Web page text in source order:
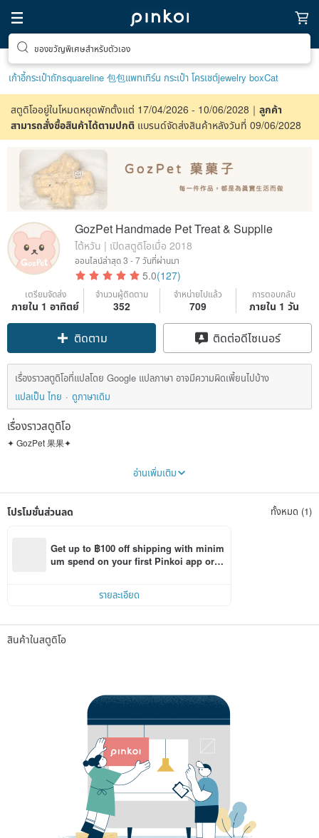
ของขวัญพิเศษสำหรับตัวเอง
เก้าอี้กระเป๋าถักsquareline 包包แพทเทิร์น กระเป๋า โครเชต์jewelry boxCat
สตูดิโออยู่ในโหมดหยุดพักตั้งแต่ 17/04/2026 - 10/06/2028｜ ลูกค้า
สามารถสั่งซื้อสินค้าได้ตามปกติ แบรนด์จัดส่งสินค้าหลังวันที่ 09/06/2028
GozPet Handmade Pet Treat & Supplie
ไต้หวัน | เปิดสตูดิโอเมื่อ 2018
ออนไลน์ล่าสุด3 - 7 วันที่ผ่านมา
5.0(127)
เตรียมจัดส่ง
ภายใน 1 อาทิตย์
จำนวนผู้ติดตาม
352
จำหน่ายไปแล้ว
709
การตอบกลับ
ภายใน 1 วัน
Claim coupon
ติดตาม
ติดต่อดีไซเนอร์
เรื่องราวสตูดิโอที่แปลโดย Google แปลภาษา อาจมีความผิดเพี้ยนไปบ้าง
แปลเป็น ไทย
ดูภาษาเดิม
เรื่องราวสตูดิโอ
✦ GozPet 果果✦
We are two sisters, and also a family of ten furry friends.
Each piece of art contains a little blessing.
That's what we hope for every furry friend and their family.
GozPet's current main order intake and new product updates
We will continue to offer every handmade and fresh food item.
Prepare well and complete it slowly.
If you are looking for a gift for your furry friend,
Or perhaps you want to leave a little tenderness in your daily life.
You can find us by searching "GozPet 果果子".
✿ Peachie, Bananie, Mochie, Lychie ✿
They are still in the Orchard Galaxy.
Quietly weaving those little moments of happiness that will be taken home.
อ่านเพิ่มเติม
โปรโมชั่นส่วนลด ทั้งหมด (1)
Get up to ฿100 off shipping with minim
um spend on your first Pinkoi app orde
รายละเอียด
สินค้าในสตูดิโอ